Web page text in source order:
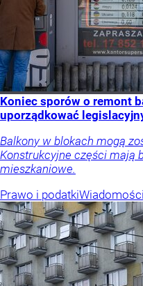
Koniec sporów o remont
uporządkować
Balkony w blokach mogą
Konstrukcyjne części mają
mieszkaniowe.
Prawo i podatkiWiadomości